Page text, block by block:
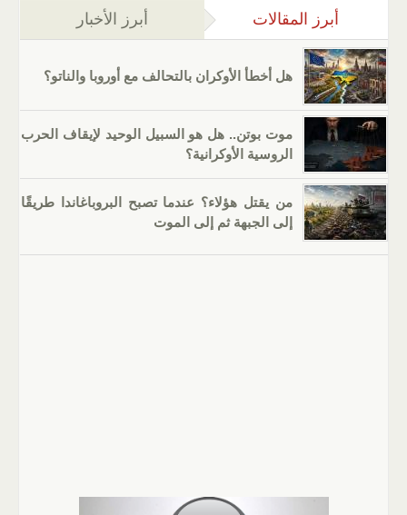
أبرز المقالات (علامة التبويب النشطة)
أبرز الأخبار
هل أخطأ الأوكران بالتحالف مع أوروبا والناتو؟
موت بوتن.. هل هو السبيل الوحيد لإيقاف الحرب
الروسية الأوكرانية؟
من يقتل هؤلاء؟ عندما تصبح البروباغاندا طريقًا
إلى الجبهة ثم إلى الموت